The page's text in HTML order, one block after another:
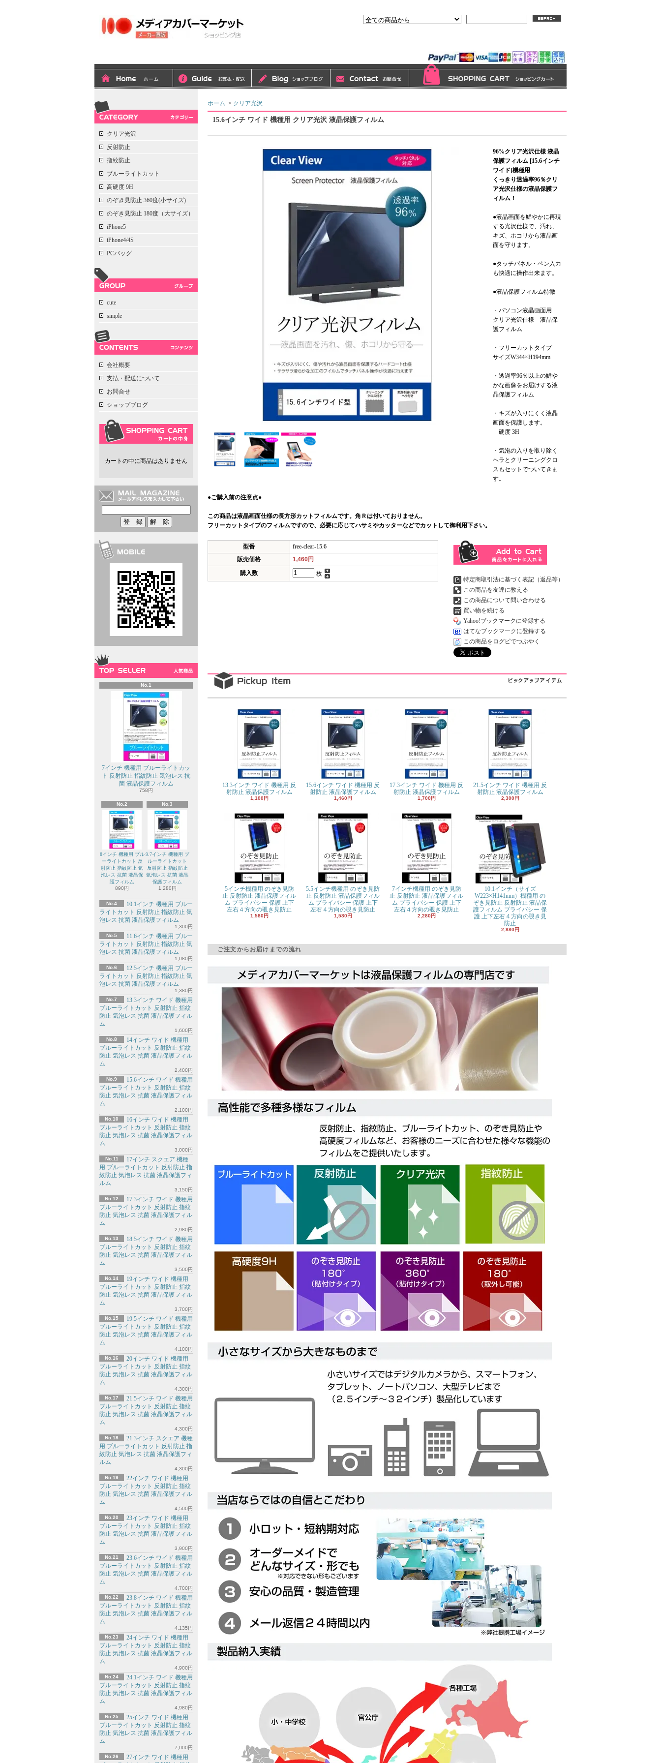
クリア光沢
反射防止
指紋防止
ブルーライトカット
高硬度 9H
のぞき見防止 360度(小サイズ)
のぞき見防止 180度（大サイズ）
iPhone5
iPhone4/4S
PCバッグ
cute
simple
会社概要
支払・配送について
お問合せ
ショップブログ
カートの中に商品はありません
No.1
7インチ 機種用 ブルーライトカッ
ト 反射防止 指紋防止 気泡レス 抗
菌 液晶保護フィルム
758円
No.2
8インチ 機種用 ブル
ーライトカット 反
射防止 指紋防止 気
泡レス 抗菌 液晶保
護フィルム
890円
No.3
9.7インチ 機種用 ブ
ルーライトカット
反射防止 指紋防止
気泡レス 抗菌 液晶
保護フィルム
1,280円
No.4
10.1インチ 機種用 ブルー
ライトカット 反射防止 指紋防止 気
泡レス 抗菌 液晶保護フィルム
1,300円
No.5
11.6インチ 機種用 ブルー
ライトカット 反射防止 指紋防止 気
泡レス 抗菌 液晶保護フィルム
1,080円
No.6
12.5インチ 機種用 ブルー
ライトカット 反射防止 指紋防止 気
泡レス 抗菌 液晶保護フィルム
1,380円
No.7
13.3インチ ワイド 機種用
ブルーライトカット 反射防止 指紋
防止 気泡レス 抗菌 液晶保護フィル
ム
1,600円
No.8
14インチ ワイド 機種用
ブルーライトカット 反射防止 指紋
防止 気泡レス 抗菌 液晶保護フィル
ム
2,400円
No.9
15.6インチ ワイド 機種用
ブルーライトカット 反射防止 指紋
防止 気泡レス 抗菌 液晶保護フィル
ム
2,100円
No.10
16インチ ワイド 機種用
ブルーライトカット 反射防止 指紋
防止 気泡レス 抗菌 液晶保護フィル
ム
3,000円
No.11
17インチ スクエア 機種
用 ブルーライトカット 反射防止 指
紋防止 気泡レス 抗菌 液晶保護フィ
ルム
3,150円
No.12
17.3インチ ワイド 機種用
ブルーライトカット 反射防止 指紋
防止 気泡レス 抗菌 液晶保護フィル
ム
2,980円
No.13
18.5インチ ワイド 機種用
ブルーライトカット 反射防止 指紋
防止 気泡レス 抗菌 液晶保護フィル
ム
3,500円
No.14
19インチ ワイド 機種用
ブルーライトカット 反射防止 指紋
防止 気泡レス 抗菌 液晶保護フィル
ム
3,700円
No.15
19.5インチ ワイド 機種用
ブルーライトカット 反射防止 指紋
防止 気泡レス 抗菌 液晶保護フィル
ム
4,100円
No.16
20インチ ワイド 機種用
ブルーライトカット 反射防止 指紋
防止 気泡レス 抗菌 液晶保護フィル
ム
4,300円
No.17
21.5インチ ワイド 機種用
ブルーライトカット 反射防止 指紋
防止 気泡レス 抗菌 液晶保護フィル
ム
4,300円
No.18
21.3インチ スクエア 機種
用 ブルーライトカット 反射防止 指
紋防止 気泡レス 抗菌 液晶保護フィ
ルム
4,300円
No.19
22インチ ワイド 機種用
ブルーライトカット 反射防止 指紋
防止 気泡レス 抗菌 液晶保護フィル
ム
4,500円
No.20
23インチ ワイド 機種用
ブルーライトカット 反射防止 指紋
防止 気泡レス 抗菌 液晶保護フィル
ム
3,900円
No.21
23.6インチ ワイド 機種用
ブルーライトカット 反射防止 指紋
防止 気泡レス 抗菌 液晶保護フィル
ム
4,700円
No.22
23.8インチ ワイド 機種用
ブルーライトカット 反射防止 指紋
防止 気泡レス 抗菌 液晶保護フィル
ム
4,135円
No.23
24インチ ワイド 機種用
ブルーライトカット 反射防止 指紋
防止 気泡レス 抗菌 液晶保護フィル
ム
4,900円
No.24
24.1インチ ワイド 機種用
ブルーライトカット 反射防止 指紋
防止 気泡レス 抗菌 液晶保護フィル
ム
4,980円
No.25
25インチ ワイド 機種用
ブルーライトカット 反射防止 指紋
防止 気泡レス 抗菌 液晶保護フィル
ム
7,000円
No.26
27インチ ワイド 機種用
ホーム > クリア光沢
15.6インチ ワイド 機種用 クリア光沢 液晶保護フィルム
96%クリア光沢仕様 液晶
保護フィルム [15.6インチ
ワイド]機種用
くっきり透過率96％クリ
ア光沢仕様の液晶保護フ
ィルム！
●液晶画面を鮮やかに再現
する光沢仕様で、汚れ、
キズ、ホコリから液晶画
面を守ります。
●タッチパネル・ペン入力
も快適に操作出来ます。
●液晶保護フィルム特徴
・パソコン液晶画面用
クリア光沢仕様 液晶保
護フィルム
・フリーカットタイプ
サイズW344×H194mm
・透過率96％以上の鮮や
かな画像をお届けする液
晶保護フィルム
・キズが入りにくく液晶
画面を保護します。
硬度 3H
・気泡の入りを取り除く
ヘラとクリーニングクロ
スもセットでついてきま
す。
●ご購入前の注意点●
この商品は液晶画面仕様の長方形カットフィルムです。角Ｒは付いておりません。
フリーカットタイプのフィルムですので、必要に応じてハサミやカッターなどでカットして御利用下さい。
型番
free-clear-15.6
販売価格
1,460円
購入数
枚
特定商取引法に基づく表記（返品等）
この商品を友達に教える
この商品について問い合わせる
買い物を続ける
Yahoo!ブックマークに登録する
はてなブックマークに登録する
この商品をログピでつぶやく
13.3インチ ワイド 機種用 反
射防止 液晶保護フィルム
1,100円
15.6インチ ワイド 機種用 反
射防止 液晶保護フィルム
1,460円
17.3インチ ワイド 機種用 反
射防止 液晶保護フィルム
1,700円
21.5インチ ワイド 機種用 反
射防止 液晶保護フィルム
2,300円
5インチ機種用 のぞき見防
止 反射防止 液晶保護フィル
ム プライバシー 保護 上下
左右４方向の覗き見防止
1,580円
5.5インチ機種用 のぞき見防
止 反射防止 液晶保護フィル
ム プライバシー 保護 上下
左右４方向の覗き見防止
1,580円
7インチ機種用 のぞき見防
止 反射防止 液晶保護フィル
ム プライバシー 保護 上下
左右４方向の覗き見防止
2,280円
10.1インチ（サイズ
W223×H141mm）機種用 の
ぞき見防止 反射防止 液晶保
護フィルム プライバシー 保
護 上下左右４方向の覗き見
防止
2,880円
ご注文からお届けまでの流れ